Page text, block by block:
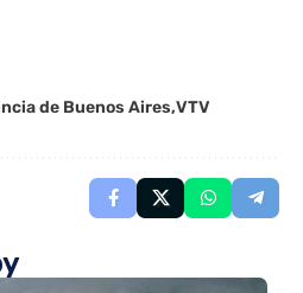
de Buenos Aires VTV